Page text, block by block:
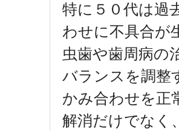
特に５０代は過
わせに不具合が
虫歯や歯周病の
バランスを調整
かみ合わせを正
解消だけでなく